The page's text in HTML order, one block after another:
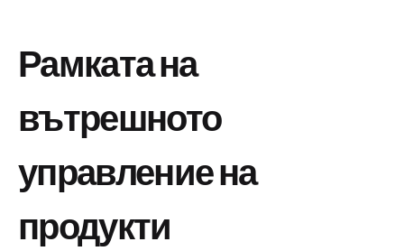
Рамката на
вътрешното
управление на
продукти